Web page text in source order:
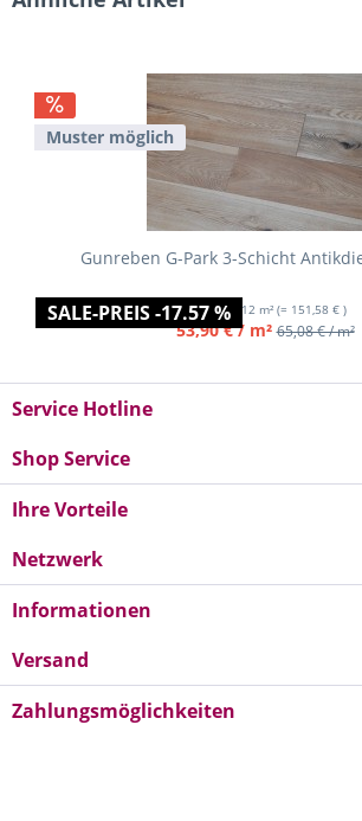
Muster möglich
SALE-PREIS -17.57 %
Gunreben G-Park 3-Schicht
Inhalt2.812 m² (= 151,58 € )
53,90 € / m² 65,08 € / m²
Service Hotline
Shop Service
Ihre Vorteile
Netzwerk
Informationen
Versand
Zahlungsmöglichkeiten